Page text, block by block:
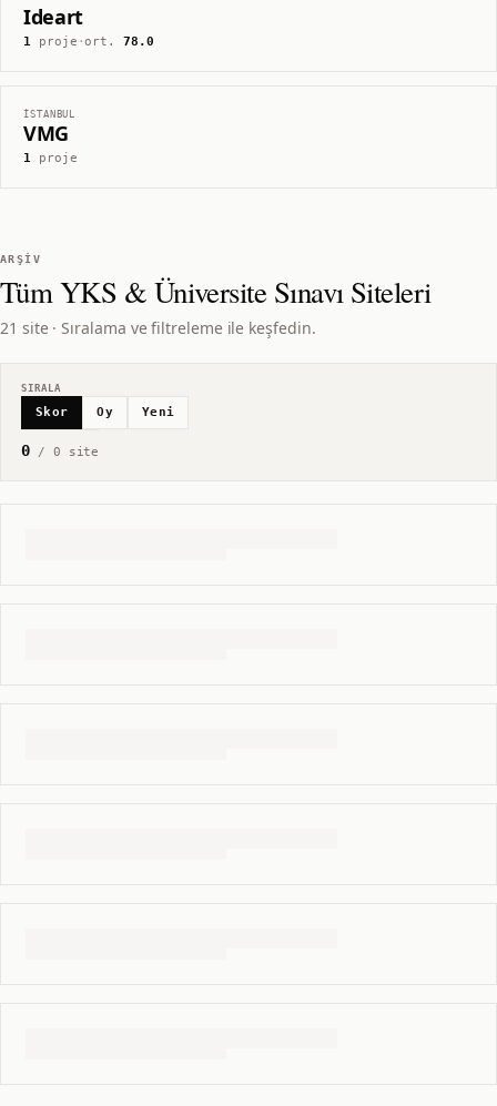
Ideart
1proje ·ort.78.0
İSTANBUL
VMG
1proje
ARŞIV
TümYKS & Üniversite SınavıSiteleri
21 site · Sıralama ve filtreleme ile keşfedin.
SIRALA
Skor Oy Yeni
0/ 0 site